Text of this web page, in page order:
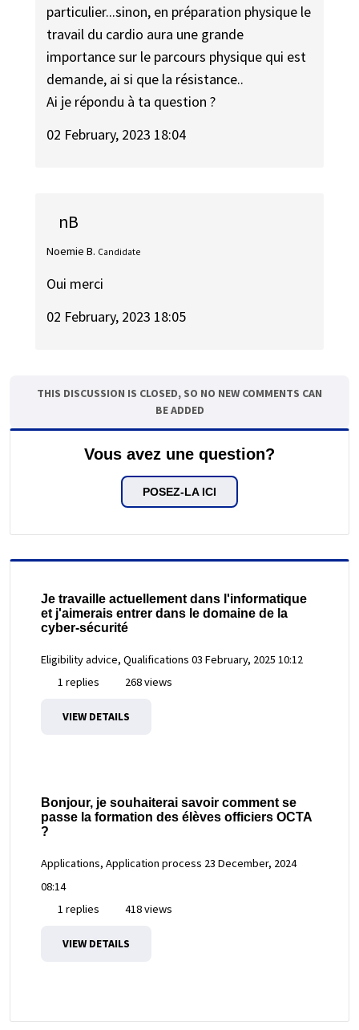
particulier...sinon, en préparation physique le
travail du cardio aura une grande
importance sur le parcours physique qui est
demande, ai si que la résistance..
Ai je répondu à ta question ?
02 February, 2023 18:04
nB
Noemie B. Candidate
Oui merci
02 February, 2023 18:05
THIS DISCUSSION IS CLOSED, SO NO NEW COMMENTS CAN
BE ADDED
Vous avez une question?
POSEZ-LA ICI
Je travaille actuellement dans l'informatique
et j'aimerais entrer dans le domaine de la
cyber-sécurité
Eligibility advice, Qualifications 03 February, 2025 10:12
1 replies
268 views
VIEW DETAILS
Bonjour, je souhaiterai savoir comment se
passe la formation des élèves officiers OCTA
?
Applications, Application process 23 December, 2024
08:14
1 replies
418 views
VIEW DETAILS